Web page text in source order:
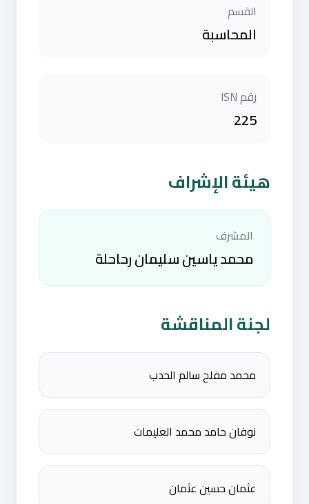
القسم
المحاسبة
رقم ISN
225
هيئة الإشراف
المشرف
محمد ياسين سليمان رحاحلة
لجنة المناقشة
محمد مفلح سالم الحدب
نوفان حامد محمد العليمات
عثمان حسين عثمان